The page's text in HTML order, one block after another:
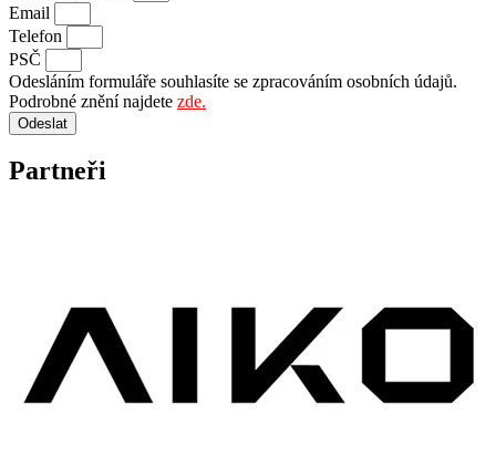
Email
Telefon
PSČ
Odesláním formuláře souhlasíte se zpracováním osobních údajů.
Podrobné znění najdete zde.
Odeslat
Partneři